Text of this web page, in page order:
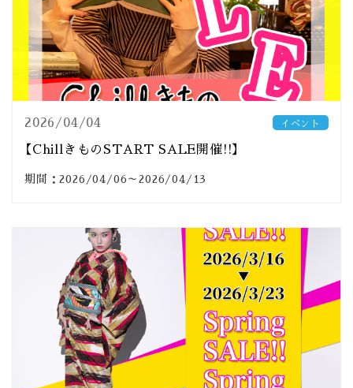
2026/04/04 イベント
【ChillきものSTART SALE開催!!】
期間：2026/04/06～2026/04/13